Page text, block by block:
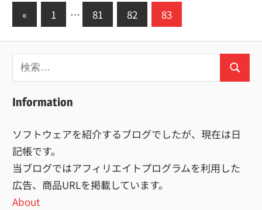
投
稿
の
ペ
ー
ジ
送
り
«
の
事
1 … 81 82 83
検
索:
検
Information
ソフトウェアを紹介するブログでしたが、現在は日
記帳です。
当ブログではアフィリエイトプログラムを利用した
広告、商品URLを掲載しています。
About